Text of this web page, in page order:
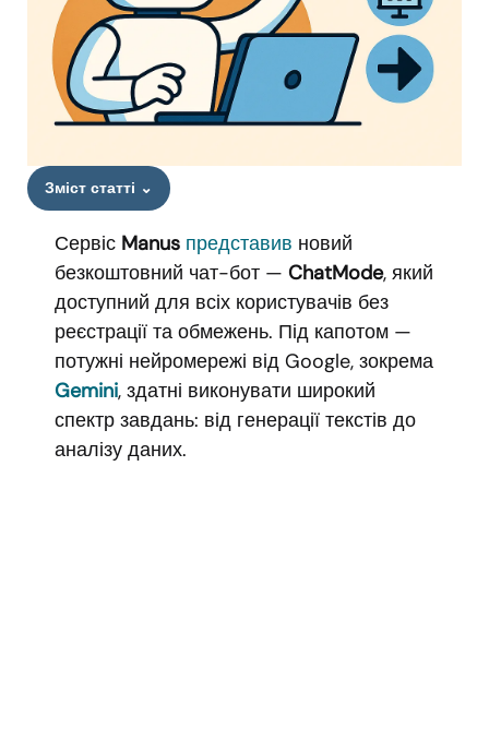
Зміст статті ⌄
Сервіс Manus представив новий
безкоштовний чат-бот — ChatMode, який
доступний для всіх користувачів без
реєстрації та обмежень. Під капотом —
потужні нейромережі від Google, зокрема
Gemini, здатні виконувати широкий
спектр завдань: від генерації текстів до
аналізу даних.